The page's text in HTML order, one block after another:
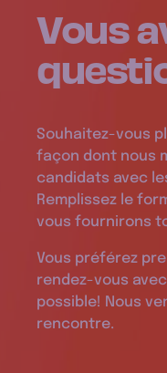
Vous
Souhaitez-vous
façon dont nous
candidats avec
Remplissez le
vous fournirons
Vous préférez
rendez-vous
possible! Nous
rencontre.